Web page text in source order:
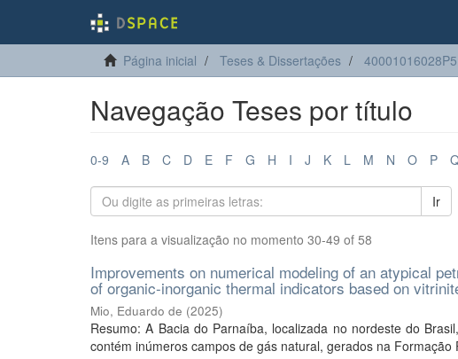
Página inicial Teses & Dissertações
Navegação Teses por título
0-9 A B C D E F G H I J K L M N O P
Ir
Itens para a visualização no momento 30-49 of 58
Improvements on numerical modeling of an atypical
of organic-inorganic thermal indicators based on
Mio, Eduardo de (2025)
Resumo: A Bacia do Parnaíba, localizada no nordeste do
contém inúmeros campos de gás natural, gerados na Formação